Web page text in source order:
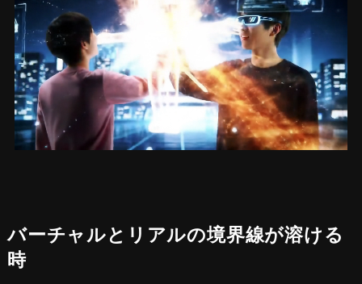
バーチャルとリアルの境界線が溶ける
時